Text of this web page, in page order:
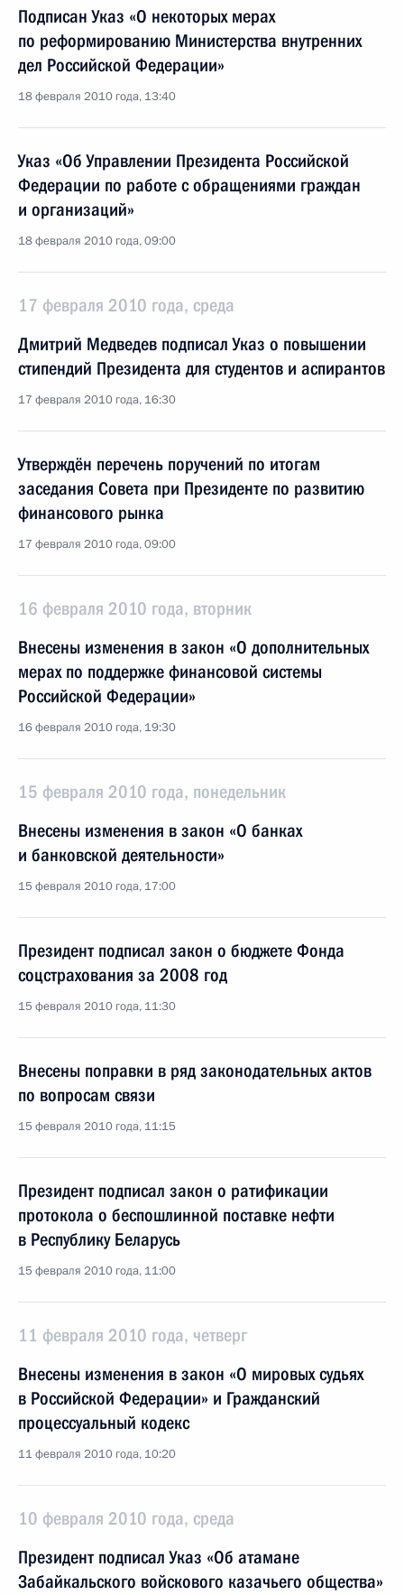
Подписан Указ «О некоторых мерах
по реформированию Министерства внутренних
дел Российской Федерации»
18 февраля 2010 года, 13:40
Указ «Об Управлении Президента Российской
Федерации по работе с обращениями граждан
и организаций»
18 февраля 2010 года, 09:00
17 февраля 2010 года, среда
Дмитрий Медведев подписал Указ о повышении
стипендий Президента для студентов и аспирантов
17 февраля 2010 года, 16:30
Утверждён перечень поручений по итогам
заседания Совета при Президенте по развитию
финансового рынка
17 февраля 2010 года, 09:00
16 февраля 2010 года, вторник
Внесены изменения в закон «О дополнительных
мерах по поддержке финансовой системы
Российской Федерации»
16 февраля 2010 года, 19:30
15 февраля 2010 года, понедельник
Внесены изменения в закон «О банках
и банковской деятельности»
15 февраля 2010 года, 17:00
Президент подписал закон о бюджете Фонда
соцстрахования за 2008 год
15 февраля 2010 года, 11:30
Внесены поправки в ряд законодательных актов
по вопросам связи
15 февраля 2010 года, 11:15
Президент подписал закон о ратификации
протокола о беспошлинной поставке нефти
в Республику Беларусь
15 февраля 2010 года, 11:00
11 февраля 2010 года, четверг
Внесены изменения в закон «О мировых судьях
в Российской Федерации» и Гражданский
процессуальный кодекс
11 февраля 2010 года, 10:20
10 февраля 2010 года, среда
Президент подписал Указ «Об атамане
Забайкальского войскового казачьего общества»